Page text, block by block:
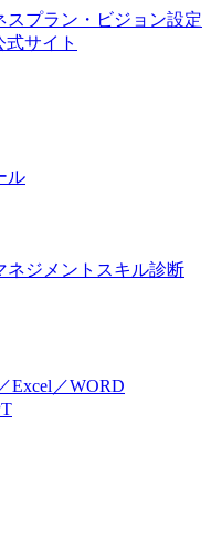
ル
ネジメントスキル診断
Excel／WORD